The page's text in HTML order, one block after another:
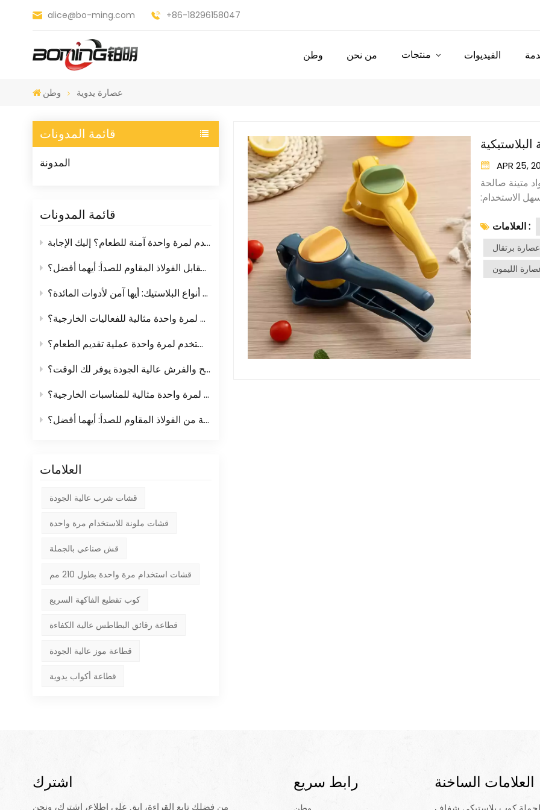
alice@bo-ming.com +86-18296158047
وطن من نحن الفيديوات
وطن عصارة يدوية
قائمة المدونات
المدونة
قائمة المدونات
هل أدوات المائدة البلاستيكية التي تُستخدم لمرة واحدة آمنة للطعام؟ إليك الإجابة
مبشرات المطبخ البلاستيكية مقابل الفولاذ المقاوم للصدأ: أيهما أفضل؟
فهم أنواع البلاستيك: أيها آمن لأدوات المائدة؟
لماذا تُعدّ أدوات المائدة البلاستيكية التي تُستخدم لمرة واحدة مثالية للفعاليات الخارجية؟
كيف تُسهّل الأكواب والأطباق التي تُستخدم لمرة واحدة عملية تقديم الطعام؟
لماذا الاستثمار في المماسح والفرش عالية الجودة يوفر لك الوقت؟
لماذا تعتبر أدوات المائدة البلاستيكية التي تستخدم لمرة واحدة مثالية للمناسبات الخارجية؟
مبشرات المطبخ البلاستيكية مقابل المبشرات المصنوعة من الفولاذ المقاوم للصدأ: أيهما أفضل؟
العلامات
قشات شرب عالية الجودة
قشات ملونة للاستخدام مرة واحدة
قش صناعي بالجملة
قشات استخدام مرة واحدة بطول 210 مم
كوب تقطيع الفاكهة السريع
قطاعة رقائق البطاطس عالية الكفاءة
قطاعة موز عالية الجودة
قطاعة أكواب يدوية
APR 25,
متينة صالحة
الاستخدام:
واضغط عليها
خصيصًا
مما يمنحك
عصارة
العلامات :
برتقال
الليمون
اشترك
من فضلك تابع القراءة، ابق على اطلاع، اشترك، ونحن
رابط سريع العلامات الساخنة